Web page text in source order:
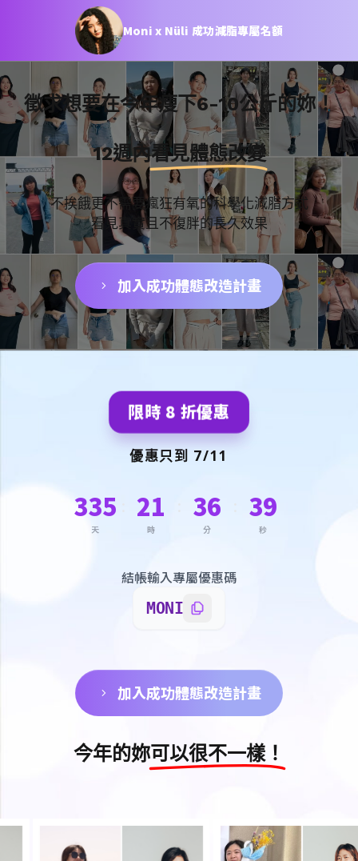
Moni x Nüli 成功減脂專屬名額
徵求想要在今年瘦下6-10公斤的妳！
12週內看見體態改變
不挨餓更不需要瘋狂有氧的科學化減脂方式
看見真實且不復胖的長久效果
加入成功體態改造計畫
限時 8 折優惠
優惠只到 7/11
335
天
21
時
36
分
38
秒
結帳輸入專屬優惠碼
MONI
加入成功體態改造計畫
今年的妳可以很不一樣！